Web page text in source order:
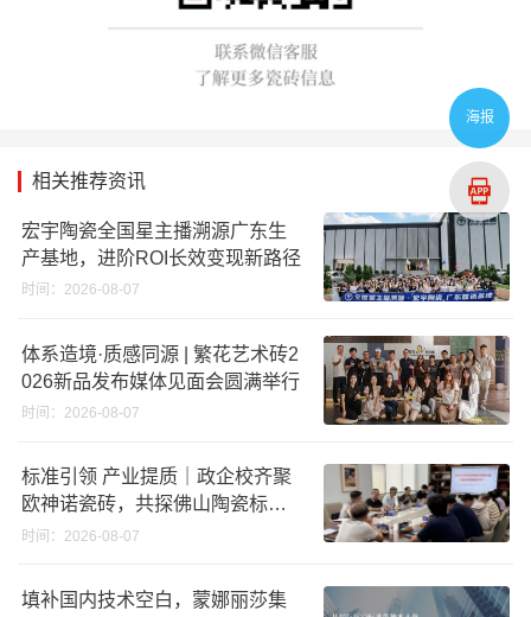
相关推荐资讯
宏宇陶瓷全国星主播溯源广东生
产基地，进阶ROI长效变现新路径
时间：2026-08-07
体系造境·质感同源 | 繁花艺术砖2
026新品发布媒体见面会圆满举行
时间：2026-08-07
标准引领 产业提质｜政企校齐聚
欧神诺瓷砖，共探佛山陶瓷标准
化发展新路径
时间：2026-08-07
填补国内技术空白，蒙娜丽莎集
海报